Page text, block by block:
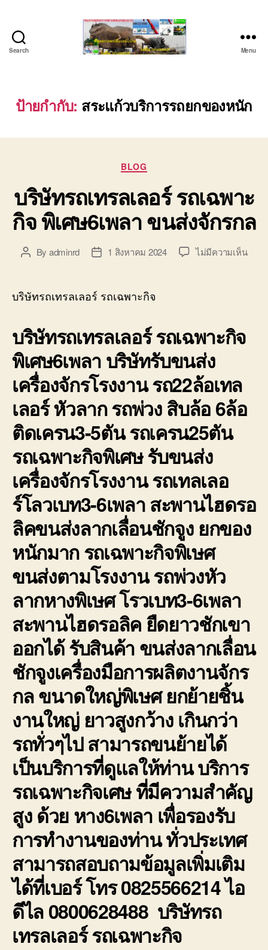
Search
เครื่องจักร
ระยอง
(บริษัท
พาณิชย์
บริการ
รถยก
รถ
รับจ้าง
เขต
ติดต่อ
Menu
ป้ายกำกับ: สระแก้วบริการรถยกของหนัก
Categories
BLOG
บริษัทรถเทรลเลอร์ รถเฉพาะ
กิจ พิเศษ6เพลา ขนส่งจักรกล
PostBy adminrd
Post1 สิงหาคม 2024 ไม่มีความเห็นบน
กล
บริษัทรถเทรลเลอร์ รถเฉพาะกิจ
บริษัทรถเทรลเลอร์ รถเฉพาะกิจ
พิเศษ6เพลา บริษัทรับขนส่ง
เครื่องจักรโรงงาน รถ22ล้อเทล
เลอร์ หัวลาก รถพ่วง สิบล้อ 6ล้อ
ติดเครน3-5ตัน รถเครน25ตัน
รถเฉพาะกิจพิเศษ รับขนส่ง
เครื่องจักรโรงงาน รถเทลเลอ
ร์โลวเบท3-6เพลา สะพานไฮดรอ
ลิคขนส่งลากเลื่อนชักจูง ยกของ
หนักมาก รถเฉพาะกิจพิเษศ
ขนส่งตามโรงงาน รถพ่วงหัว
ลากหางพิเษศ โรวเบท3-6เพลา
สะพานไฮดรอลิค ยืดยาวชักเขา
ออกได้ รับสินค้า ขนส่งลากเลื่อน
ชักจูงเครื่องมือการผลิตงานจักร
กล ขนาดใหญ่พิเษศ ยกย้ายชิ้น
งานใหญ่ ยาวสูงกว้าง เกินกว่า
รถทั่วๆไป สามารถขนย้ายได้
เป็นบริการที่ดูแลให้ท่าน บริการ
รถเฉพาะกิจเศษ ที่มีความสำคัญ
สูง ด้วย หาง6เพลา เพื่อรองรับ
การทำงานของท่าน ทั่วประเทศ
สามารถสอบถามข้อมูลเพิ่มเติม
ได้ที่เบอร์ โทร 0825566214 ไอ
ดีไล 0800628488 บริษัทรถ
เทรลเลอร์ รถเฉพาะกิจ